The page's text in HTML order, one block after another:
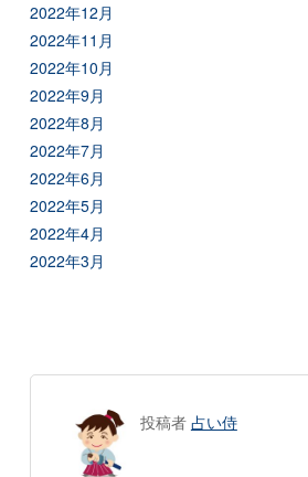
2022年12月
2022年11月
2022年10月
2022年9月
2022年8月
2022年7月
2022年6月
2022年5月
2022年4月
2022年3月
投稿者 占い侍